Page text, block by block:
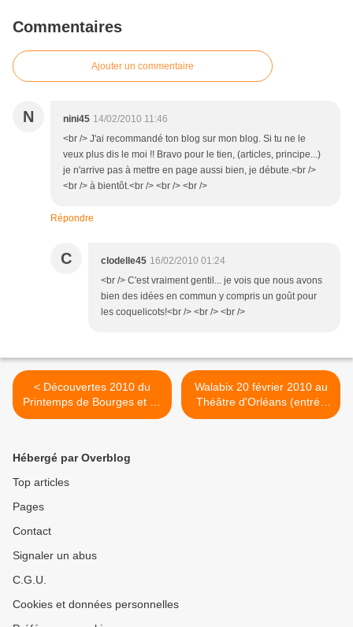
Commentaires
Ajouter un commentaire
N nini45 14/02/2010 11:46
<br /> J'ai recommandé ton blog sur mon blog. Si tu ne le
veux plus dis le moi !! Bravo pour le tien, (articles, principe...)
je n'arrive pas à mettre en page aussi bien, je débute.<br />
<br /> à bientôt.<br /> <br /> <br />
Répondre
C clodelle45 16/02/2010 01:24
<br /> C'est vraiment gentil... je vois que nous avons
bien des idées en commun y compris un goût pour
les coquelicots!<br /> <br /> <br />
< Découvertes 2010 du
Printemps de Bourges et de
la Fnac
Walabix 20 février 2010 au
Théâtre d'Orléans (entrée
libre) >
Hébergé par Overblog
Top articles
Pages
Contact
Signaler un abus
C.G.U.
Cookies et données personnelles